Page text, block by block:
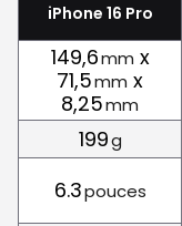
iPhone 16 Pro
149,6mm x
71,5mm x
8,25mm
199g
6.3pouces